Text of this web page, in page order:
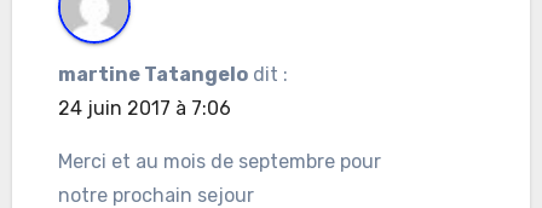
martine Tatangelo dit :
24 juin 2017 à 7:06
Merci et au mois de septembre pour
notre prochain sejour